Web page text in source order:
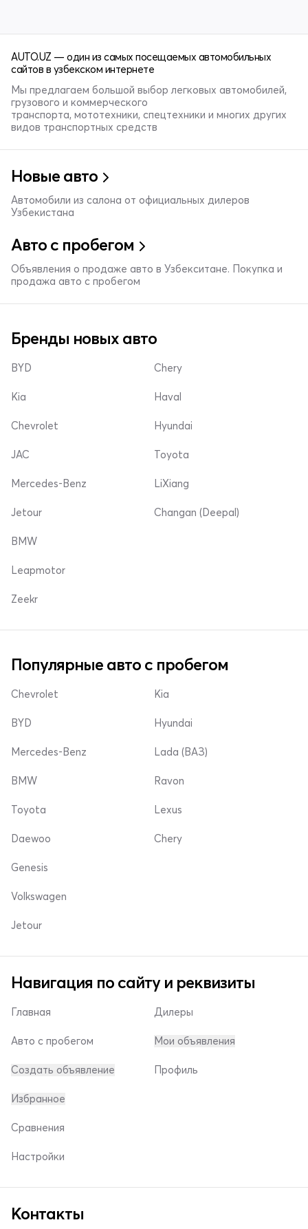
AUTO.UZ — один из самых посещаемых автомобильных
сайтов в узбекском интернете
Мы предлагаем большой выбор легковых автомобилей,
грузового и коммерческого
транспорта, мототехники, спецтехники и многих других
видов транспортных средств
Новые авто
Автомобили из салона от официальных дилеров
Узбекистана
Авто с пробегом
Объявления о продаже авто в Узбекситане. Покупка и
продажа авто с пробегом
Бренды новых авто
BYD
Kia
Chevrolet
Chery
Haval
Hyundai
JAC
Mercedes-Benz
Jetour
Toyota
LiXiang
Changan (Deepal)
BMW
Leapmotor
Zeekr
Популярные авто с пробегом
Chevrolet
BYD
Mercedes-Benz
Kia
Hyundai
Lada (ВАЗ)
BMW
Toyota
Daewoo
Ravon
Lexus
Chery
Genesis
Volkswagen
Jetour
Навигация по сайту и реквизиты
Главная
Авто с пробегом
Создать объявление
Дилеры
Мои объявления
Профиль
Избранное
Сравнения
Настройки
Контакты